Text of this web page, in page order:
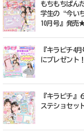
もちもちぱん
学生の“今い
10月号』発売
『キラピチ4
にプレゼント
『キラピチ』
ステショセッ